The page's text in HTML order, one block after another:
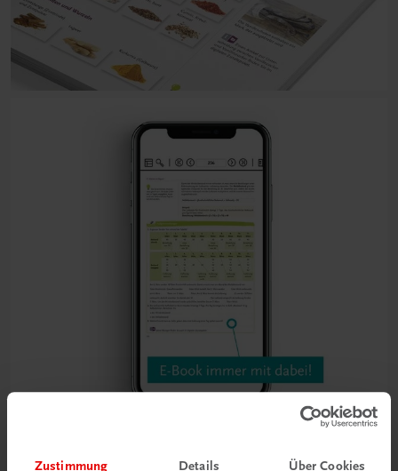
Zustimmung Details Über Cookies